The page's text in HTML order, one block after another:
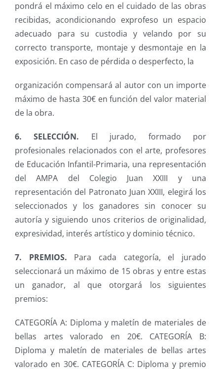
pondrá el máximo celo en el cuidado de las obras
recibidas, acondicionando exprofeso un espacio
adecuado para su custodia y velando por su
correcto transporte, montaje y desmontaje en la
exposición. En caso de pérdida o desperfecto, la
organización compensará al autor con un importe
máximo de hasta 30€ en función del valor material
de la obra.
6. SELECCIÓN. El jurado, formado por
profesionales relacionados con el arte, profesores
de Educación Infantil-Primaria, una representación
del AMPA del Colegio Juan XXIII y una
representación del Patronato Juan XXIII, elegirá los
seleccionados y los ganadores sin conocer su
autoría y siguiendo unos criterios de originalidad,
expresividad, interés artístico y dominio técnico.
7. PREMIOS. Para cada categoría, el jurado
seleccionará un máximo de 15 obras y entre estas
un ganador, al que otorgará los siguientes
premios:
CATEGORÍA A: Diploma y maletín de materiales de
bellas artes valorado en 20€. CATEGORÍA B:
Diploma y maletín de materiales de bellas artes
valorado en 30€. CATEGORÍA C: Diploma y premio